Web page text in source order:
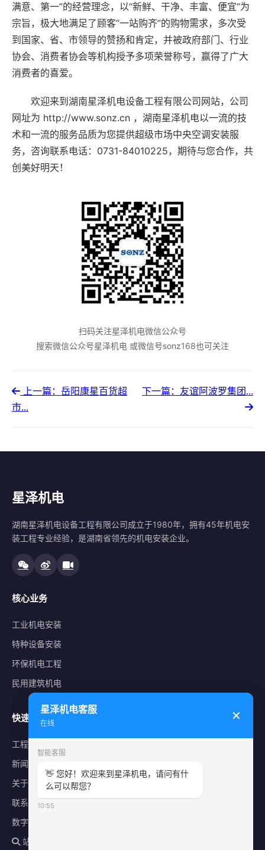
满意、第一”的经营理念，以“新鲜、干净、丰富、便宜”为
宗旨，极大地满足了顾客“一站购齐”的购物需求，多次受
到国家、省、市领导的赞扬和肯定，并被政府部门、行业
协会、消费者协会等机构授予多项荣誉称号，赢得了广大
消费者的喜爱。
欢迎来到湖南星泽机电设备工程有限公司网站，公司
网址为 http://www.sonz.cn ，湖南星泽机电以一流的技
术和一流的服务品质为您提供超级市场中央空调安装服
务，咨询联系电话：0731-84010225，期待与您合作，共
创美好明天！
扫码关注星泽机电微信公众号
搜索微信公众号星泽机电 或微信号sonz168也可关注
上一篇：岳阳康星百货超
市...
下一篇：友谊阿波罗集团...
星泽机电
湖南星泽机电设备工程有限公司成立于1980年，拥有45年机电安
装工程专业经验，是湖南省领先的机电安装企业。
核心业务
工业机电安装
特种设备安装
环保机电工程
民用建筑机电
快速导航
工程案例
新闻中心
关于星泽
联系我们
数字化平台
站内搜索
星泽机电客服
在线
✕
智能客服
👋 您好！欢迎来到星泽机电，请问有什
么可以帮您？
10:55